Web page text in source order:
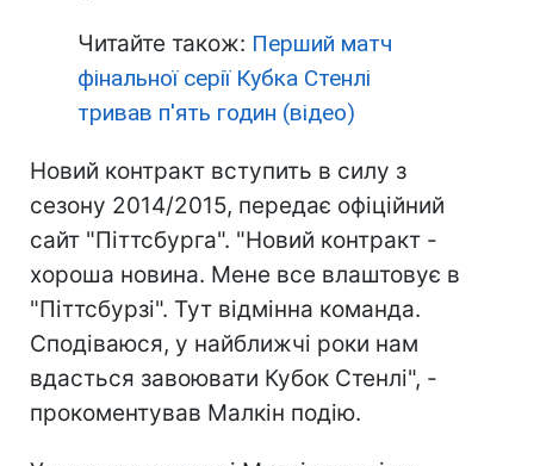
Читайте також: Перший матч
фінальної серії Кубка Стенлі
тривав п'ять годин (відео)
Новий контракт вступить в силу з
сезону 2014/2015, передає офіційний
сайт "Піттсбурга". "Новий контракт -
хороша новина. Мене все влаштовує в
"Піттсбурзі". Тут відмінна команда.
Сподіваюся, у найближчі роки нам
вдасться завоювати Кубок Стенлі", -
прокоментував Малкін подію.